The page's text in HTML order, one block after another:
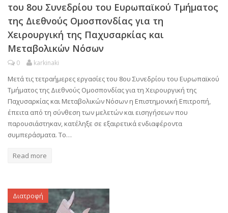
του 8ου Συνεδρίου του Ευρωπαϊκού Τμήματος
της Διεθνούς Ομοσπονδίας για τη
Χειρουργική της Παχυσαρκίας και
Μεταβολικών Νόσων
0 karkinaki
Μετά τις τετραήμερες εργασίες του 8ου Συνεδρίου του Ευρωπαϊκού
Τμήματος της Διεθνούς Ομοσπονδίας για τη Χειρουργική της
Παχυσαρκίας και Μεταβολικών Νόσων η Επιστημονική Επιτροπή,
έπειτα από τη σύνθεση των μελετών και εισηγήσεων που
παρουσιάστηκαν, κατέληξε σε εξαιρετικά ενδιαφέροντα
συμπεράσματα. Tο…
Read more
Διατροφή